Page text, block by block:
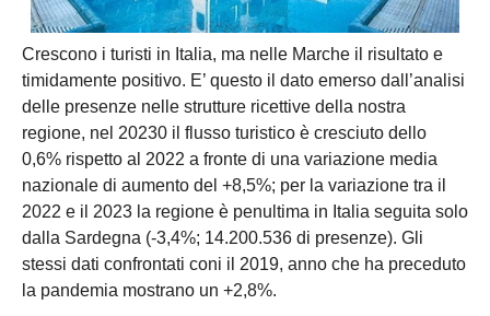
Crescono i turisti in Italia, ma nelle Marche il risultato e
timidamente positivo. E’ questo il dato emerso dall’analisi
delle presenze nelle strutture ricettive della nostra
regione, nel 20230 il flusso turistico è cresciuto dello
0,6% rispetto al 2022 a fronte di una variazione media
nazionale di aumento del +8,5%; per la variazione tra il
2022 e il 2023 la regione è penultima in Italia seguita solo
dalla Sardegna (-3,4%; 14.200.536 di presenze). Gli
stessi dati confrontati coni il 2019, anno che ha preceduto
la pandemia mostrano un +2,8%.